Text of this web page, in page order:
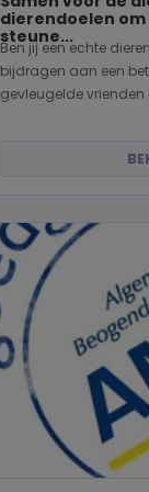
dierendoelen
steune...
Ben jij een echte
bijdragen aan een
gevleugelde vrienden